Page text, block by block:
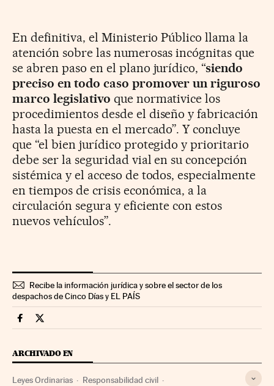
En definitiva, el Ministerio Público llama la
atención sobre las numerosas incógnitas que
se abren paso en el plano jurídico, “siendo
preciso en todo caso promover un riguroso
marco legislativo que normativice los
procedimientos desde el diseño y fabricación
hasta la puesta en el mercado”. Y concluye
que “el bien jurídico protegido y prioritario
debe ser la seguridad vial en su concepción
sistémica y el acceso de todos, especialmente
en tiempos de crisis económica, a la
circulación segura y eficiente con estos
nuevos vehículos”.
Recibe la información jurídica y sobre el sector de los
despachos de Cinco Días y EL PAÍS
Legal Cinco Días en Facebook
Legal Cinco Días en Twitter
ARCHIVADO EN
Leyes Ordinarias Responsabilidad civil